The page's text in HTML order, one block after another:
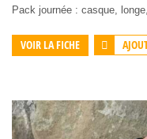
Pack journée : casque,
VOIR LA FICHE